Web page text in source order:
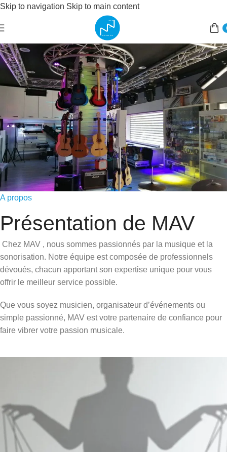
Skip to navigation Skip to main content
A propos
Présentation de MAV
Chez MAV , nous sommes passionnés par la musique et la
sonorisation. Notre équipe est composée de professionnels
dévoués, chacun apportant son expertise unique pour vous
offrir le meilleur service possible.
Que vous soyez musicien, organisateur d’événements ou
simple passionné, MAV est votre partenaire de confiance pour
faire vibrer votre passion musicale.